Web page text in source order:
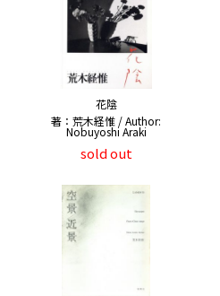
花陰
著：荒木経惟 / Author:
Nobuyoshi Araki
sold out